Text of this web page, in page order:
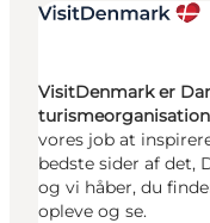
VisitDenmark er
vores job at
bedste sider af det,
og vi håber, du
opleve og se.